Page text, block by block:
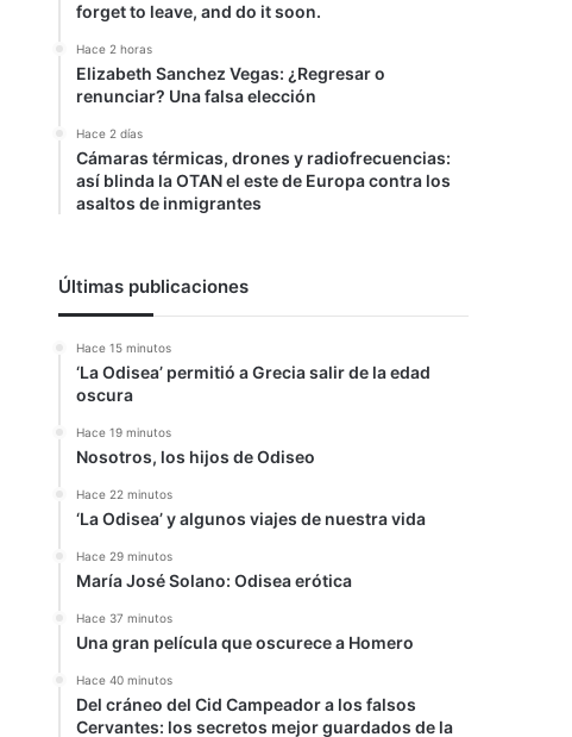
forget to leave, and do it soon.
Hace 2 horas
Elizabeth Sanchez Vegas: ¿Regresar o
renunciar? Una falsa elección
Hace 2 días
Cámaras térmicas, drones y radiofrecuencias:
así blinda la OTAN el este de Europa contra los
asaltos de inmigrantes
Últimas publicaciones
Hace 15 minutos
‘La Odisea’ permitió a Grecia salir de la edad
oscura
Hace 19 minutos
Nosotros, los hijos de Odiseo
Hace 22 minutos
‘La Odisea’ y algunos viajes de nuestra vida
Hace 29 minutos
María José Solano: Odisea erótica
Hace 37 minutos
Una gran película que oscurece a Homero
Hace 40 minutos
Del cráneo del Cid Campeador a los falsos
Cervantes: los secretos mejor guardados de la